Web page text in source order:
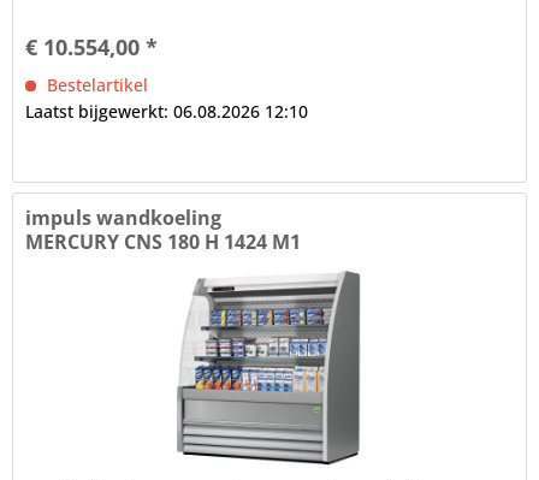
€ 10.554,00 *
Bestelartikel
Laatst bijgewerkt: 06.08.2026 12:10
impuls wandkoeling
MERCURY CNS 180 H 1424 M1